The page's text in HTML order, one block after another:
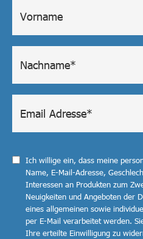
Ich willige ein, dass meine
Name, E-Mail-Adresse,
Interessen an Produkten zum
Neuigkeiten und Angeboten der
eines allgemeinen sowie
per E-Mail verarbeitet werden.
Ihre erteilte Einwilligung zu